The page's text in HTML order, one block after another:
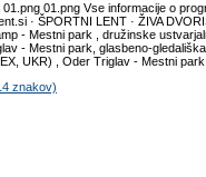
01.png Vse informacije o
· ŠPORTNI LENT · ŽIVA
- Mestni park , družinske
- Mestni park, glasbeno-
UKR) , Oder Triglav - Mestni
znakov)